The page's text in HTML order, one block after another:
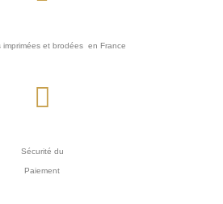
imprimées et brodées en France
Sécurité du
Paiement